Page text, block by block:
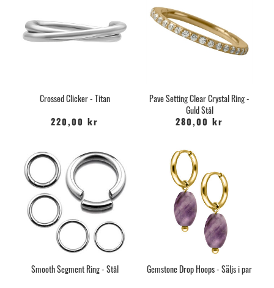
Crossed Clicker - Titan
220,00 kr
Pave Setting Clear Crystal Ring -
Guld Stål
280,00 kr
Smooth Segment Ring - Stål Gemstone Drop Hoops - Säljs i par